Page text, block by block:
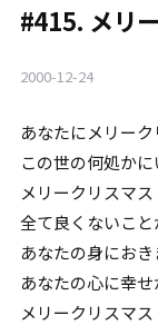
#415. メリ
2000-12-24
あなたにメリーク
この世の何処か
メリークリスマス
全て良くないこと
あなたの身におき
あなたの心に幸
メリークリスマス